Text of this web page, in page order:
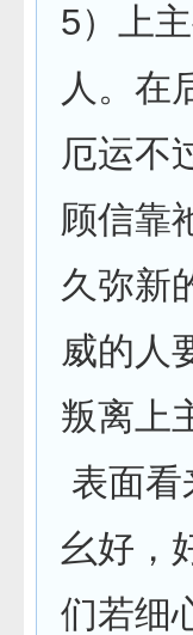
5）上
人。在
厄运不
顾信靠
久弥新
威的人
叛离上
表面看
幺好，
们若细